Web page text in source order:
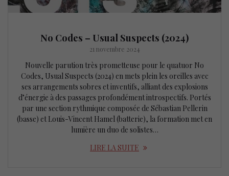
No Codes – Usual Suspects (2024)
21 novembre 2024
Nouvelle parution très prometteuse pour le quatuor No
Codes, Usual Suspects (2024) en mets plein les oreilles avec
ses arrangements sobres et inventifs, alliant des explosions
d’énergie à des passages profondément introspectifs. Portés
par une section rythmique composée de Sébastian Pellerin
(basse) et Louis-Vincent Hamel (batterie), la formation met en
lumière un duo de solistes…
LIRE LA SUITE